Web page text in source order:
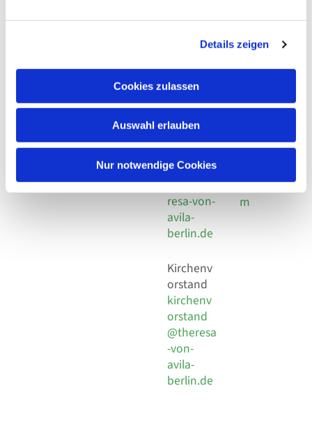
Details zeigen
Cookies zulassen
Auswahl erlauben
Nur notwendige Cookies
Adresse
Kirchengemeinde Pfarrei
Hl. Theresa von Avila Berlin
Leitender Pfarrer - Norbert
Behaimstr. 39
Kont
Telefon
+49 30
924 64 28
Fax +49
30 924 54
18
E-Mail
info@the
resa-von-
avila-
berlin.de
Kirchenv
orstand
kirchenv
orstand
@theresa
-von-
avila-
berlin.de
Links
Datensch
utz
Social
Impressu
m